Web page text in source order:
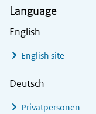
Language
English
English site
Deutsch
Privatpersonen